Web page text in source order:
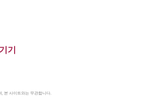
기
본 사이트와는 무관합니다.